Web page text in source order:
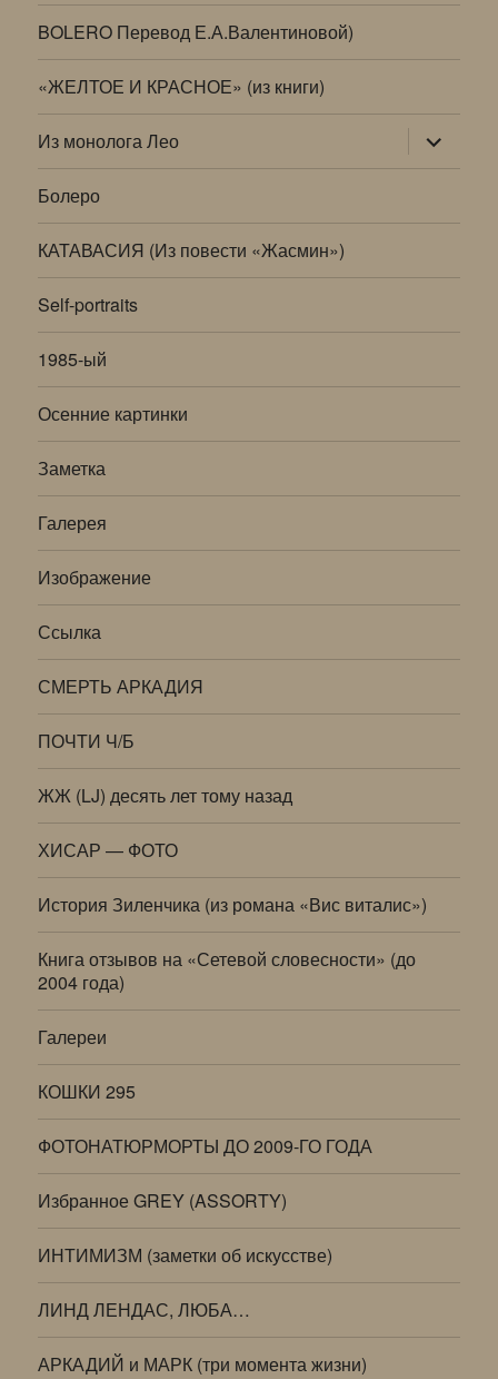
BOLERO Перевод Е.А.Валентиновой)
«ЖЕЛТОЕ И КРАСНОЕ» (из книги)
Из монолога Лео раскрыть
дочернее
меню
Болеро
КАТАВАСИЯ (Из повести «Жасмин»)
Self-portraits
1985-ый
Осенние картинки
Заметка
Галерея
Изображение
Ссылка
СМЕРТЬ АРКАДИЯ
ПОЧТИ Ч/Б
ЖЖ (LJ) десять лет тому назад
ХИСАР — ФОТО
История Зиленчика (из романа «Вис виталис»)
Книга отзывов на «Сетевой словесности» (до
2004 года)
Галереи
КОШКИ 295
ФОТОНАТЮРМОРТЫ ДО 2009-ГО ГОДА
Избранное GREY (ASSORTY)
ИНТИМИЗМ (заметки об искусстве)
ЛИНД ЛЕНДАС, ЛЮБА…
АРКАДИЙ и МАРК (три момента жизни)